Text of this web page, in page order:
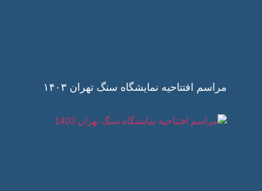
مراسم افتتاحیه نمایشگاه سنگ تهران ۱۴۰۳